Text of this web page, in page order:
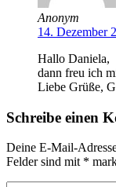
Anonym
14. Dezember
Hallo Daniela,
dann freu ich
Liebe Grüße,
Schreibe einen
Deine E-Mail-
Felder sind mit *